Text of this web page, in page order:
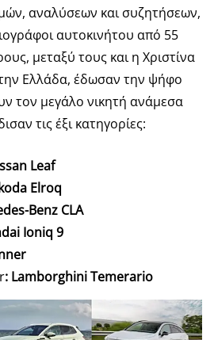
αναλύσεων και συζητήσεων,
αυτοκινήτου από 55
μεταξύ τους και η Χριστίνα
Ελλάδα, έδωσαν την ψήφο
τον μεγάλο νικητή ανάμεσα
τις έξι κατηγορίες:
Leaf
Elroq
Benz CLA
Ioniq 9
: Lamborghini Temerario